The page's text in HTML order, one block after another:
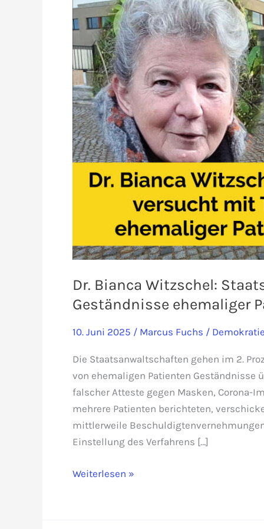
Dr. Bianca Witzschel:
Geständnisse ehemaliger
10. Juni 2025 / Marcus Fuchs / Demokratie
Die Staatsanwaltschaften gehen im 2.
von ehemaligen Patienten Geständnisse
falscher Atteste gegen Masken, Corona-
mehrere Patienten berichteten,
mittlerweile
Einstellung des Verfahrens […]
Dr.
Weiterlesen »